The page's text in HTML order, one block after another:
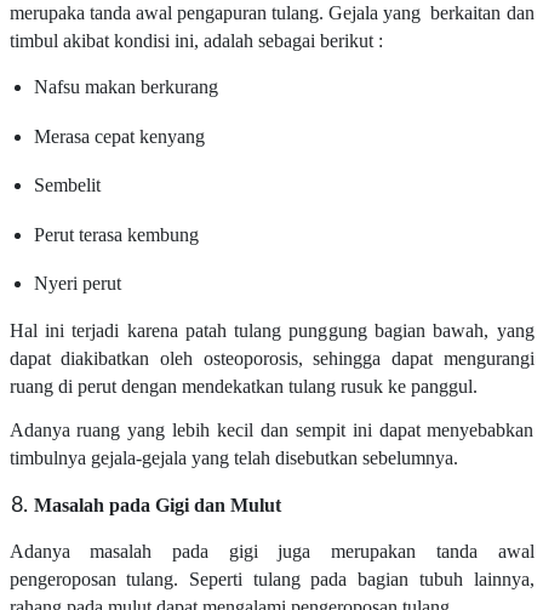
merupaka tanda awal pengapuran tulang. Gejala yang berkaitan dan
timbul akibat kondisi ini, adalah sebagai berikut :
Nafsu makan berkurang
Merasa cepat kenyang
Sembelit
Perut terasa kembung
Nyeri perut
Hal ini terjadi karena patah tulang punggung bagian bawah, yang
dapat diakibatkan oleh osteoporosis, sehingga dapat mengurangi
ruang di perut dengan mendekatkan tulang rusuk ke panggul.
Adanya ruang yang lebih kecil dan sempit ini dapat menyebabkan
timbulnya gejala-gejala yang telah disebutkan sebelumnya.
Masalah pada Gigi dan Mulut
Adanya masalah pada gigi juga merupakan tanda awal
pengeroposan tulang. Seperti tulang pada bagian tubuh lainnya,